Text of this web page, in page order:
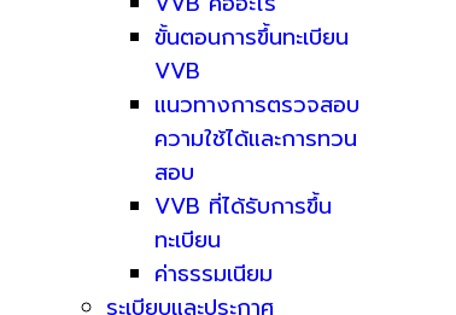
ขั้นตอนการขึ้นทะเบียน
VVB
แนวทางการตรวจสอบ
ความใช้ได้และการทวน
สอบ
VVB ที่ได้รับการขึ้น
ทะเบียน
ค่าธรรมเนียม
ระเบียบและประกาศ